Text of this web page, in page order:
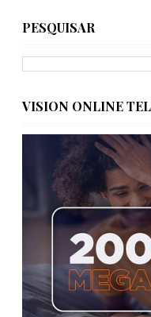
PESQUISAR
VISION ONLINE